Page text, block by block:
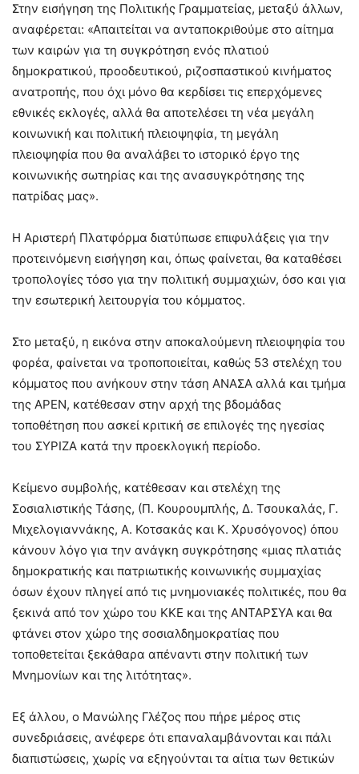
Στην εισήγηση της Πολιτικής Γραμματείας, μεταξύ άλλων,
αναφέρεται: «Απαιτείται να ανταποκριθούμε στο αίτημα
των καιρών για τη συγκρότηση ενός πλατιού
δημοκρατικού, προοδευτικού, ριζοσπαστικού κινήματος
ανατροπής, που όχι μόνο θα κερδίσει τις επερχόμενες
εθνικές εκλογές, αλλά θα αποτελέσει τη νέα μεγάλη
κοινωνική και πολιτική πλειοψηφία, τη μεγάλη
πλειοψηφία που θα αναλάβει το ιστορικό έργο της
κοινωνικής σωτηρίας και της ανασυγκρότησης της
πατρίδας μας».
Η Αριστερή Πλατφόρμα διατύπωσε επιφυλάξεις για την
προτεινόμενη εισήγηση και, όπως φαίνεται, θα καταθέσει
τροπολογίες τόσο για την πολιτική συμμαχιών, όσο και για
την εσωτερική λειτουργία του κόμματος.
Στο μεταξύ, η εικόνα στην αποκαλούμενη πλειοψηφία του
φορέα, φαίνεται να τροποποιείται, καθώς 53 στελέχη του
κόμματος που ανήκουν στην τάση ΑΝΑΣΑ αλλά και τμήμα
της ΑΡΕΝ, κατέθεσαν στην αρχή της βδομάδας
τοποθέτηση που ασκεί κριτική σε επιλογές της ηγεσίας
του ΣΥΡΙΖΑ κατά την προεκλογική περίοδο.
Κείμενο συμβολής, κατέθεσαν και στελέχη της
Σοσιαλιστικής Τάσης, (Π. Κουρουμπλής, Δ. Τσουκαλάς, Γ.
Μιχελογιαννάκης, Α. Κοτσακάς και Κ. Χρυσόγονος) όπου
κάνουν λόγο για την ανάγκη συγκρότησης «μιας πλατιάς
δημοκρατικής και πατριωτικής κοινωνικής συμμαχίας
όσων έχουν πληγεί από τις μνημονιακές πολιτικές, που θα
ξεκινά από τον χώρο του ΚΚΕ και της ΑΝΤΑΡΣΥΑ και θα
φτάνει στον χώρο της σοσιαλδημοκρατίας που
τοποθετείται ξεκάθαρα απέναντι στην πολιτική των
Μνημονίων και της λιτότητας».
Εξ άλλου, ο Μανώλης Γλέζος που πήρε μέρος στις
συνεδριάσεις, ανέφερε ότι επαναλαμβάνονται και πάλι
διαπιστώσεις, χωρίς να εξηγούνται τα αίτια των θετικών